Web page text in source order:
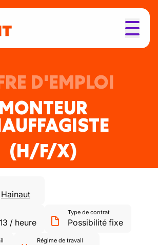
D'EMPLOI
MONTEUR
(H/F/X)
Hainaut
/ heure
Type de contrat
Possibilité fixe
Régime de travail